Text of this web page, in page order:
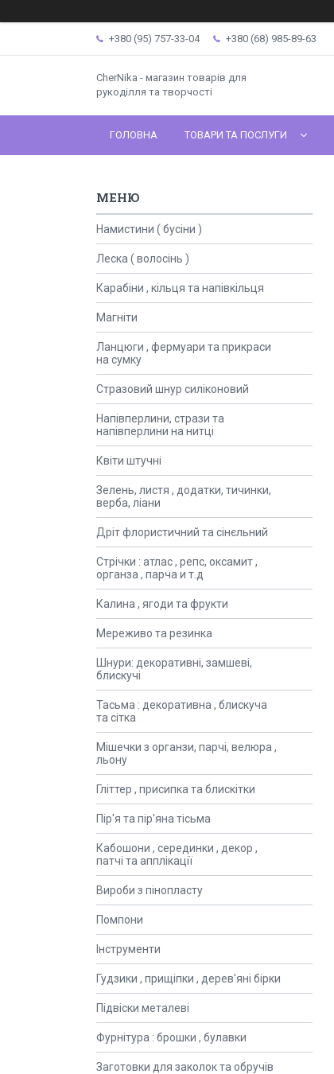
+380 (95) 757-33-04 +380 (68) 985-89-63
CherNika - магазин товарів для
рукоділля та творчості
ГОЛОВНА ТОВАРИ ТА ПОСЛУГИ
Намистини ( бусіни )
Леска ( волосінь )
Карабіни , кільця та напівкільця
Магніти
Ланцюги , фермуари та прикраси
на сумку
Стразовий шнур силіконовий
Напівперлини, стрази та
напівперлини на нитці
Квіти штучні
Зелень, листя , додатки, тичинки,
верба, ліани
Дріт флористичний та сінєльний
Стрічки : атлас , репс, оксамит ,
органза , парча и т.д
Калина , ягоди та фрукти
Мереживо та резинка
Шнури: декоративні, замшеві,
блискучі
Тасьма : декоративна , блискуча
та сітка
Мішечки з органзи, парчі, велюра ,
льону
Гліттер , присипка та блискітки
Пір'я та пір'яна тісьма
Кабошони , серединки , декор ,
патчі та апплікації
Вироби з пінопласту
Помпони
Інструменти
Гудзики , прищіпки , дерев'яні бірки
Підвіски металеві
Фурнітура : брошки , булавки
Заготовки для заколок та обручів